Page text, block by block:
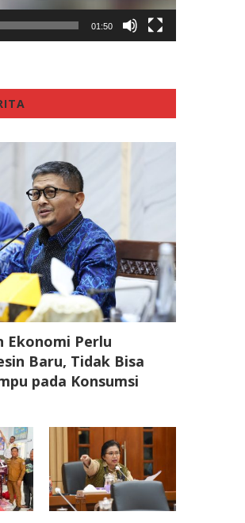
01:50
Ekonomi Perlu
Baru, Tidak Bisa
pada Konsumsi